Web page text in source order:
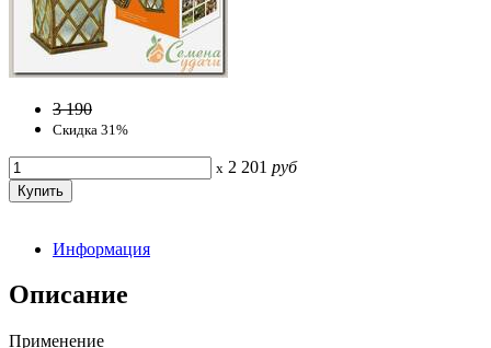
3 190
Скидка 31%
x 2 201 руб
Информация
Описание
Применение